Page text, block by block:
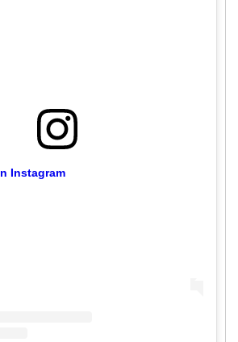
Instagram